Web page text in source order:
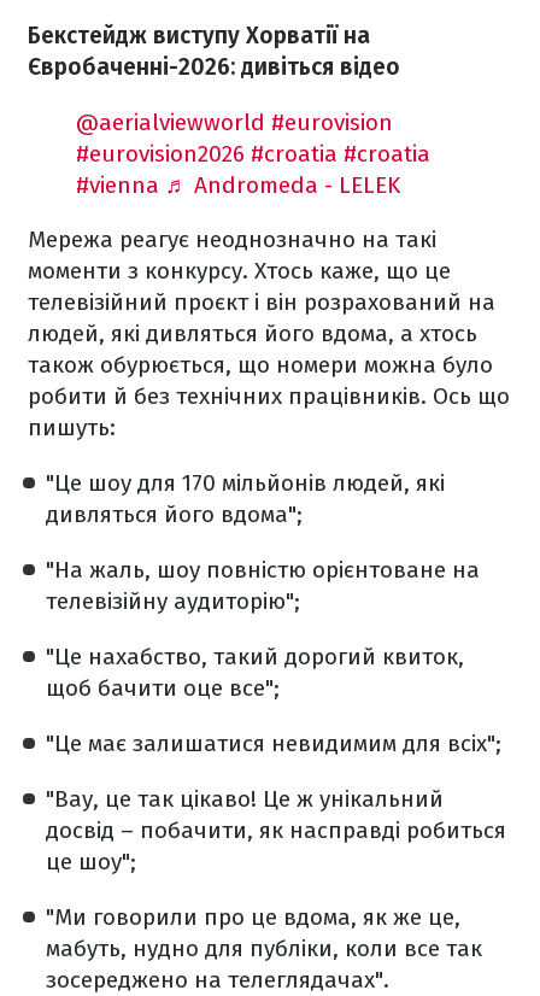
Бекстейдж виступу Хорватії на
Євробаченні-2026: дивіться відео
@aerialviewworld #eurovision
#eurovision2026 #croatia #croatia
#vienna ♬ Andromeda - LELEK
Мережа реагує неоднозначно на такі
моменти з конкурсу. Хтось каже, що це
телевізійний проєкт і він розрахований на
людей, які дивляться його вдома, а хтось
також обурюється, що номери можна було
робити й без технічних працівників. Ось що
пишуть:
"Це шоу для 170 мільйонів людей, які
дивляться його вдома";
"На жаль, шоу повністю орієнтоване на
телевізійну аудиторію";
"Це нахабство, такий дорогий квиток,
щоб бачити оце все";
"Це має залишатися невидимим для всіх";
"Вау, це так цікаво! Це ж унікальний
досвід – побачити, як насправді робиться
це шоу";
"Ми говорили про це вдома, як же це,
мабуть, нудно для публіки, коли все так
зосереджено на телеглядачах".